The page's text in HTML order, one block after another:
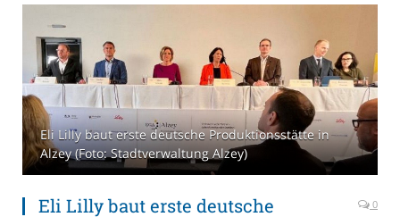
Eli Lilly baut erste deutsche Produktionsstätte in
Alzey (Foto: Stadtverwaltung Alzey)
Eli Lilly baut erste deutsche
0